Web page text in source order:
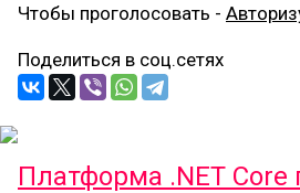
Чтобы проголосовать -
Поделиться в соц.сетях
Платформа .NET Core